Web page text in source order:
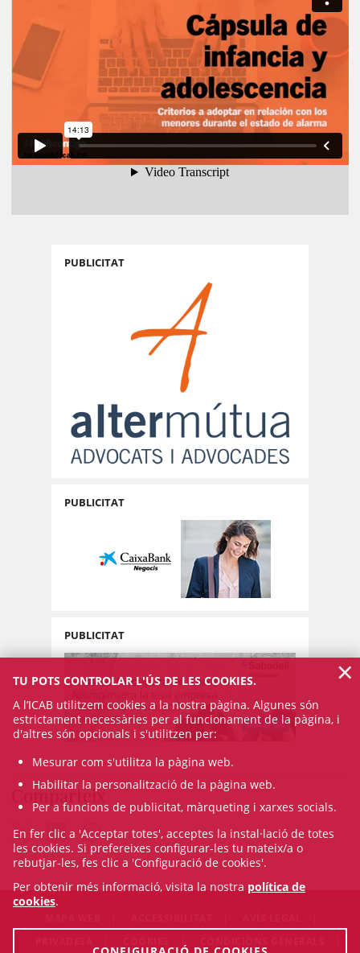
PUBLICITAT
PUBLICITAT
PUBLICITAT
Comparteix
TU POTS CONTROLAR L'ÚS DE LES COOKIES.
A l’ICAB utilitzem cookies a la nostra pàgina. Algunes són
estrictament necessàries per al funcionament de la pàgina, i
d'altres són opcionals i s'utilitzen per:
Mesurar com s'utilitza la pàgina web.
Habilitar la personalització de la pàgina web.
Per a funcions de publicitat, màrqueting i xarxes socials.
En fer clic a 'Acceptar totes', acceptes la instal·lació de totes
les cookies. Si prefereixes configurar-les tu mateix/a o
rebutjar-les, fes clic a 'Configuració de cookies'.
Per obtenir més informació, visita la nostra política de
cookies.
×